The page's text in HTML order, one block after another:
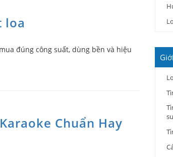
loa
đúng công suất, dùng bền và hiệu
Chuẩn Hay